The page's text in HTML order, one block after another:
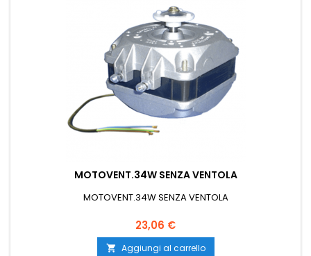
MOTOVENT.34W SENZA VENTOLA
MOTOVENT.34W SENZA VENTOLA
Prezzo
23,06 €
 Aggiungi al carrello